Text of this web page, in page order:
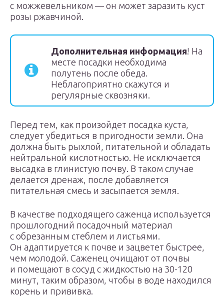
с можжевельником — он может заразить куст
розы ржавчиной.
Дополнительная информация! На
месте посадки необходима
полутень после обеда.
Неблагоприятно скажутся и
регулярные сквозняки.
Перед тем, как произойдет посадка куста,
следует убедиться в пригодности земли. Она
должна быть рыхлой, питательной и обладать
нейтральной кислотностью. Не исключается
высадка в глинистую почву. В таком случае
делается дренаж, после добавляется
питательная смесь и засыпается земля.
В качестве подходящего саженца используется
прошлогодний посадочный материал
с обрезанным стеблем и листьями.
Он адаптируется к почве и зацветет быстрее,
чем молодой. Саженец очищают от почвы
и помещают в сосуд с жидкостью на 30-120
минут, таким образом, чтобы в воде находился
корень и прививка.